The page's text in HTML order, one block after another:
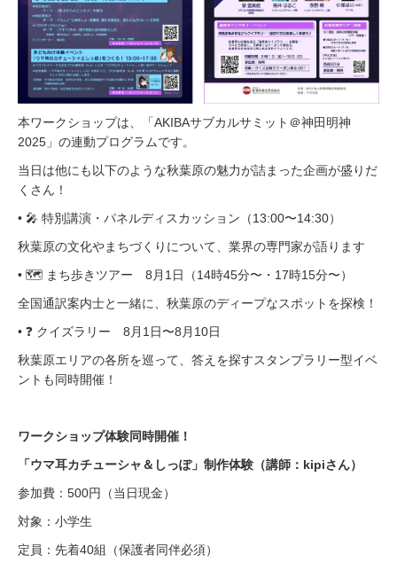
本ワークショップは、「AKIBAサブカルサミット＠神田明神
2025」の連動プログラムです。
当日は他にも以下のような秋葉原の魅力が詰まった企画が盛りだ
くさん！
• 🎤 特別講演・パネルディスカッション（13:00〜14:30）
秋葉原の文化やまちづくりについて、業界の専門家が語ります
• 🗺 まち歩きツアー 8月1日（14時45分〜・17時15分〜）
全国通訳案内士と一緒に、秋葉原のディープなスポットを探検！
• ❓ クイズラリー 8月1日〜8月10日
秋葉原エリアの各所を巡って、答えを探すスタンプラリー型イベ
ントも同時開催！
ワークショップ体験同時開催！
「ウマ耳カチューシャ＆しっぽ」制作体験（講師：kipiさん）
参加費：500円（当日現金）
対象：小学生
定員：先着40組（保護者同伴必須）